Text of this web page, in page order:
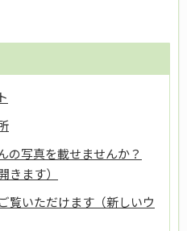
の写真を載せませんか？
きます）
覧いただけます（新しいウ